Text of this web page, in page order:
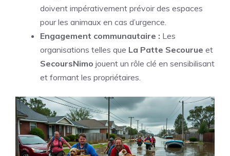
doivent impérativement prévoir des espaces
pour les animaux en cas d’urgence.
Engagement communautaire : Les
organisations telles que La Patte Secourue et
SecoursNimo jouent un rôle clé en sensibilisant
et formant les propriétaires.